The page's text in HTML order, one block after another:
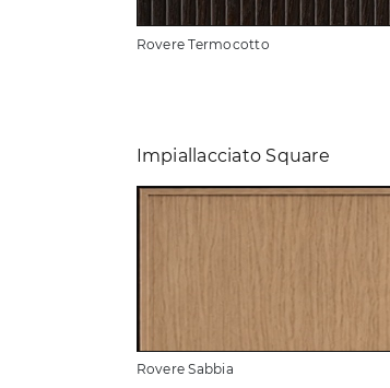
Rovere Termocotto
Impiallacciato Square
Rovere Sabbia